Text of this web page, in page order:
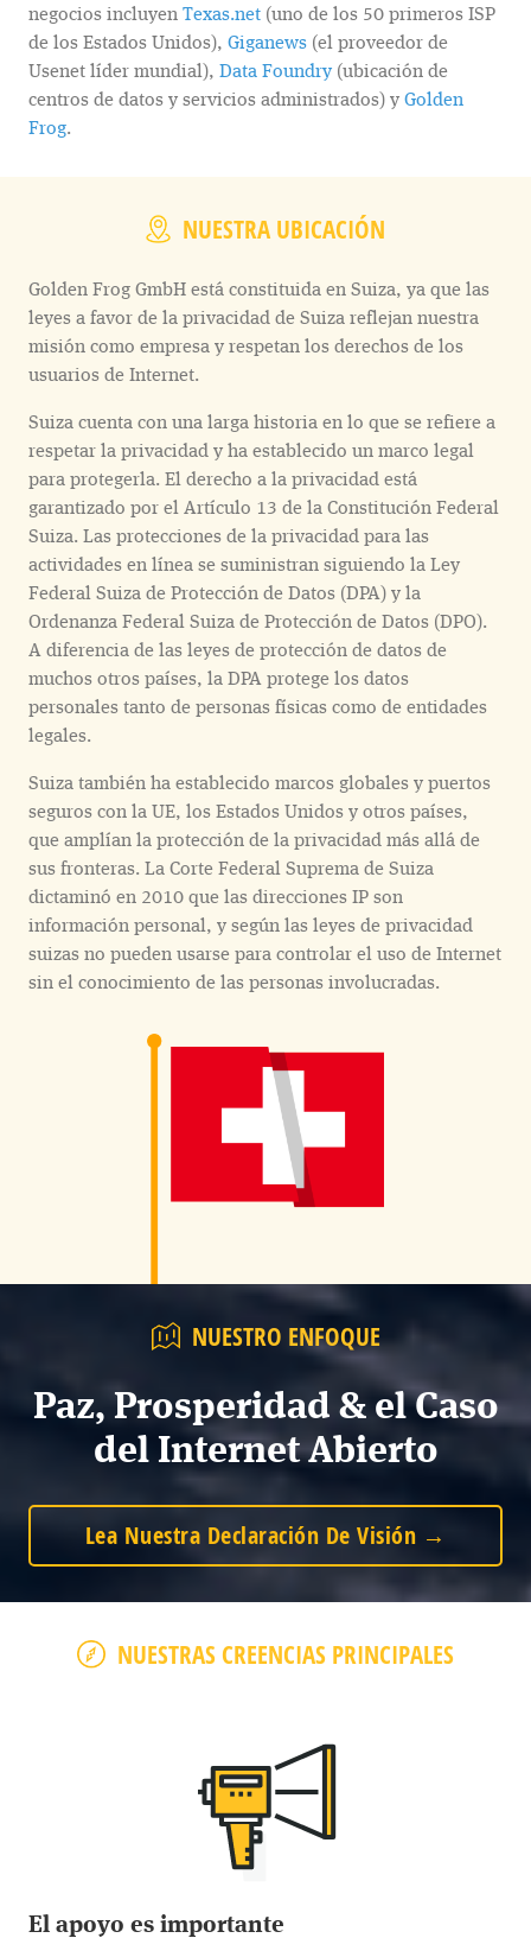
negocios incluyen Texas.net (uno de los 50 primeros ISP
de los Estados Unidos), Giganews (el proveedor de
Usenet líder mundial), Data Foundry (ubicación de
centros de datos y servicios administrados) y Golden
Frog
NUESTRA UBICACIÓN
Golden Frog GmbH está constituida en Suiza, ya que las
leyes a favor de la privacidad de Suiza reflejan nuestra
misión como empresa y respetan los derechos de los
usuarios de Internet.
Suiza cuenta con una larga historia en lo que se refiere a
respetar la privacidad y ha establecido un marco legal
para protegerla. El derecho a la privacidad está
garantizado por el Artículo 13 de la Constitución Federal
Suiza. Las protecciones de la privacidad para las
actividades en línea se suministran siguiendo la Ley
Federal Suiza de Protección de Datos (DPA) y la
Ordenanza Federal Suiza de Protección de Datos (DPO).
A diferencia de las leyes de protección de datos de
muchos otros países, la DPA protege los datos
personales tanto de personas físicas como de entidades
legales.
Suiza también ha establecido marcos globales y puertos
seguros con la UE, los Estados Unidos y otros países,
que amplían la protección de la privacidad más allá de
sus fronteras. La Corte Federal Suprema de Suiza
dictaminó en 2010 que las direcciones IP son
información personal, y según las leyes de privacidad
suizas no pueden usarse para controlar el uso de Internet
sin el conocimiento de las personas involucradas.
NUESTRO ENFOQUE
Paz, Prosperidad & el Caso
del Internet Abierto
Lea Nuestra Declaración De Visión
NUESTRAS CREENCIAS PRINCIPALES
El apoyo es importante